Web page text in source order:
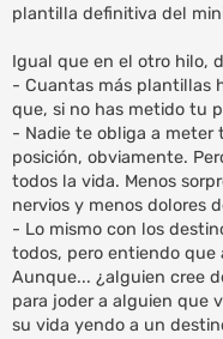
plantilla definitiva del
Igual que en el otro hilo,
- Cuantas más plantillas
que, si no has metido tu
- Nadie te obliga a
posición, obviamente.
todos la vida. Menos
nervios y menos dolores
- Lo mismo con los
todos, pero entiendo que
Aunque... ¿alguien cree
para joder a alguien que
su vida yendo a un